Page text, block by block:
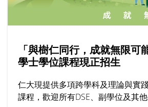
「與樹仁同行，成就無限可
學士學位課程現正招生
仁大現提供多項跨學科及理論與實
課程，歡迎所有DSE、副學位及其